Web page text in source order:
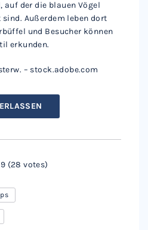
auf der die blauen Vögel
Außerdem leben dort
und Besucher können
erkunden.
– stock.adobe.com
(28 votes)